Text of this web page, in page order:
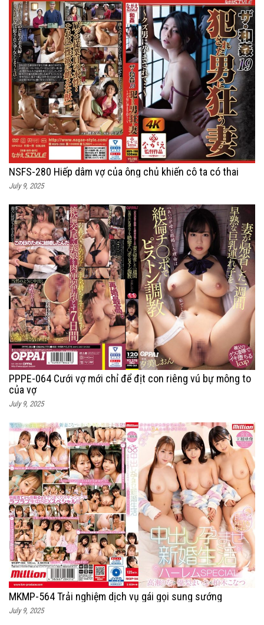
NSFS-280 Hiếp dâm vợ của ông chủ khiến cô ta có thai
July 9, 2025
PPPE-064 Cưới vợ mới chỉ để địt con riêng vú bự mông to
của vợ
July 9, 2025
MKMP-564 Trải nghiệm dịch vụ gái gọi sung sướng
July 9, 2025